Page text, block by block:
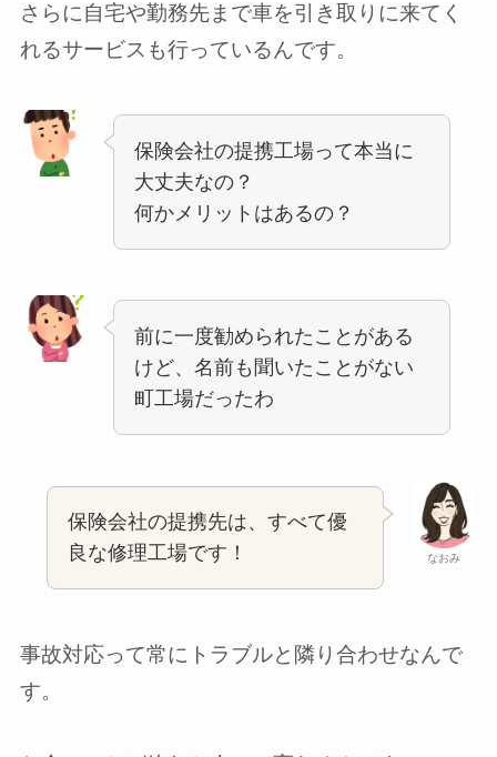
さらに自宅や勤務先まで車を引き取りに来てく
れるサービスも行っているんです。
保険会社の提携工場って本当に
大丈夫なの？
何かメリットはあるの？
前に一度勧められたことがある
けど、名前も聞いたことがない
町工場だったわ
なおみ
保険会社の提携先は、すべて優
良な修理工場です！
事故対応って常にトラブルと隣り合わせなんで
す。